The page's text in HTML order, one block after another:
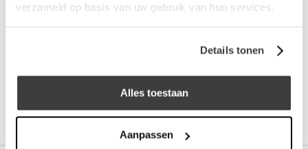
verzameld op basis van uw gebruik van hun services.
Details tonen
Alles toestaan
Aanpassen
Klanten beoordelen ons met een 5/5! ⭐⭐⭐⭐⭐
Bel: +31 78-303 1670